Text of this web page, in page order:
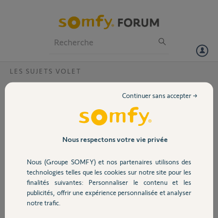
Volet
Sécurité
Domotique
LES SUJETS VOLET
Suite mise à jour de Tohama plus de volets
Suite à la mise à jour de l’application tohama, mes volets IO ont été
supprimés de Apple HomeKit. J’ai désactivé le lien entre tohama et
appareils Apple disposent des dernières versions à jour tout comme
l’application tohama. Pourriez-vous me donner la marche à suivre
pour réactiver mes volets IO dans Apple HomeKit ?
Vous remerciant par avance
Nous respectons votre vie privée
Nous (Groupe SOMFY) et nos partenaires utilisons des
technologies telles que les cookies sur notre site pour les
finalités suivantes: Personnaliser le contenu et les
publicités, offrir une expérience personnalisée et analyser
notre trafic.
Continuer sans accepter →